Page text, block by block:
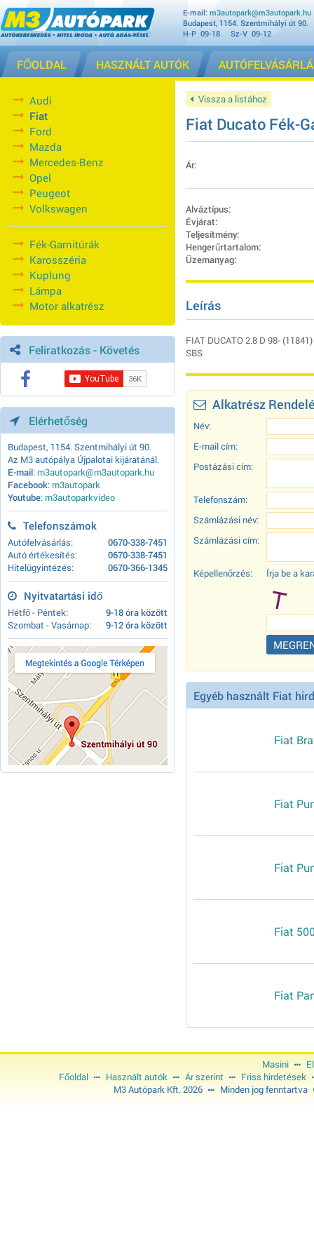
E-mail: m3autopark@m3autopark.hu
Budapest, 1154. Szentmihályi út 90.
H-P 09-18 Sz-V 09-12
FŐOLDAL HASZNÁLT AUTÓK
Audi
Fiat
Ford
Mazda
Mercedes-Benz
Opel
Peugeot
Volkswagen
Fék-Garnitúrák
Karosszéria
Kuplung
Lámpa
Motor alkatrész
Feliratkozás - Követés
Elérhetőség
Budapest, 1154. Szentmihályi út 90.
Az M3 autópálya Újpalotai kijáratánál.
E-mail: m3autopark@m3autopark.hu
Facebook: m3autopark
Youtube: m3autoparkvideo
Telefonszámok
Autófelvásárlás:
0670-338-7451
Autó értékesítés:
0670-338-7451
Hitelügyintézés:
0670-366-1345
Nyitvatartási idő
Hétfő - Péntek:
9-18 óra között
Szombat - Vasárnap:
9-12 óra között
Vissza a listához
Fiat Ducato Fék-
Ár:
Alváztípus:
Évjárat:
Teljesítmény:
Hengerűrtartalom:
Üzemanyag:
Leírás
FIAT DUCATO 2.8 D 98-
SBS
Alkatrész
Név:
E-mail cím:
Postázási cím:
Telefonszám:
Számlázási név:
Számlázási cím:
Képellenőrzés: Írja be a
Egyéb használt Fiat
Fiat
Fiat
Fiat
Fiat
Fiat
Masini
Főoldal
Használt autók Ár szerint
Friss hirdetések
M3 Autópark Kft. 2026
Minden jog fenntartva